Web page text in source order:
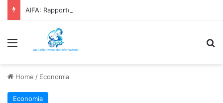
AIFA: Rapporto OsMed 2025 sull’uso dei farmaci in Italia
Home / Economia
Economia